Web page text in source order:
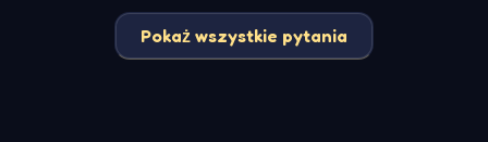
Pokaż wszystkie pytania